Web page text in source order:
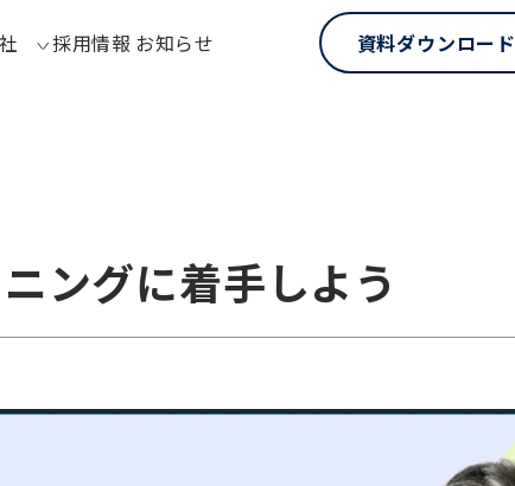
採用情報 お知らせ 資料ダウンロード
ングに着手しよう